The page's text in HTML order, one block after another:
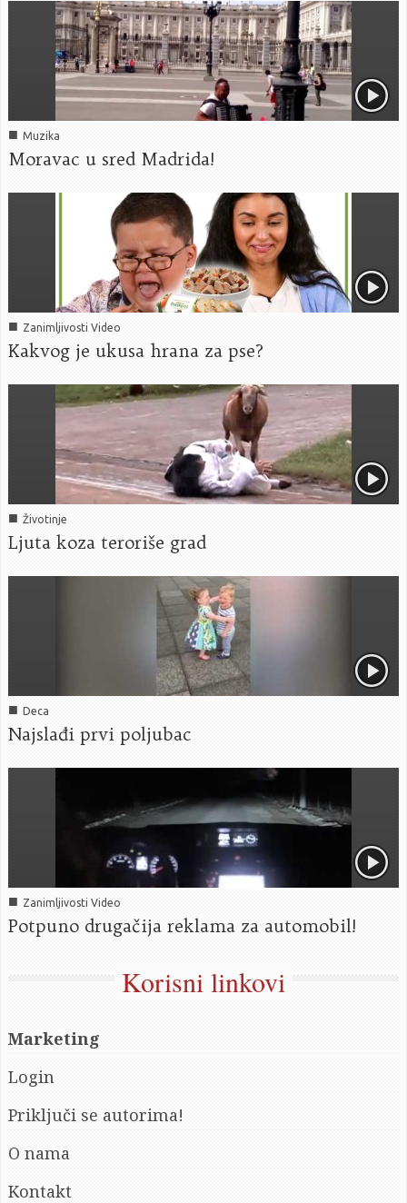
■ Muzika
Moravac u sred Madrida!
■ Zanimljivosti Video
Kakvog je ukusa hrana za pse?
■ Životinje
Ljuta koza teroriše grad
■ Deca
Najslađi prvi poljubac
■ Zanimljivosti Video
Potpuno drugačija reklama za automobil!
Korisni linkovi
Marketing
Login
Priključi se autorima!
O nama
Kontakt